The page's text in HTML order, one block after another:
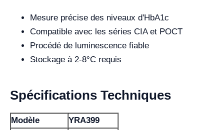
Mesure précise des niveaux d'HbA1c
Compatible avec les séries CIA et POCT
Procédé de luminescence fiable
Stockage à 2-8°C requis
Spécifications Techniques
Modèle
YRA399